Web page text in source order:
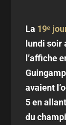
La 19ᵉ
lundi soir
l’affiche
avaient
5 en
du